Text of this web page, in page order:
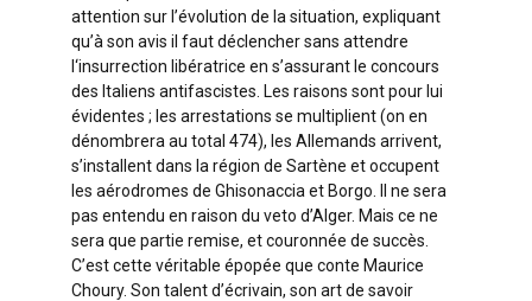
attention sur l’évolution de la situation, expliquant
qu’à son avis il faut déclencher sans attendre
l‘insurrection libératrice en s’assurant le concours
des Italiens antifascistes. Les raisons sont pour lui
évidentes ; les arrestations se multiplient (on en
dénombrera au total 474), les Allemands arrivent,
s’installent dans la région de Sartène et occupent
les aérodromes de Ghisonaccia et Borgo. Il ne sera
pas entendu en raison du veto d’Alger. Mais ce ne
sera que partie remise, et couronnée de succès.
C’est cette véritable épopée que conte Maurice
Choury. Son talent d’écrivain, son art de savoir